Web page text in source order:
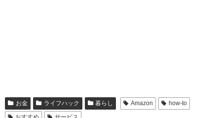
お金 ライフハック 暮らし Amazon
how-to